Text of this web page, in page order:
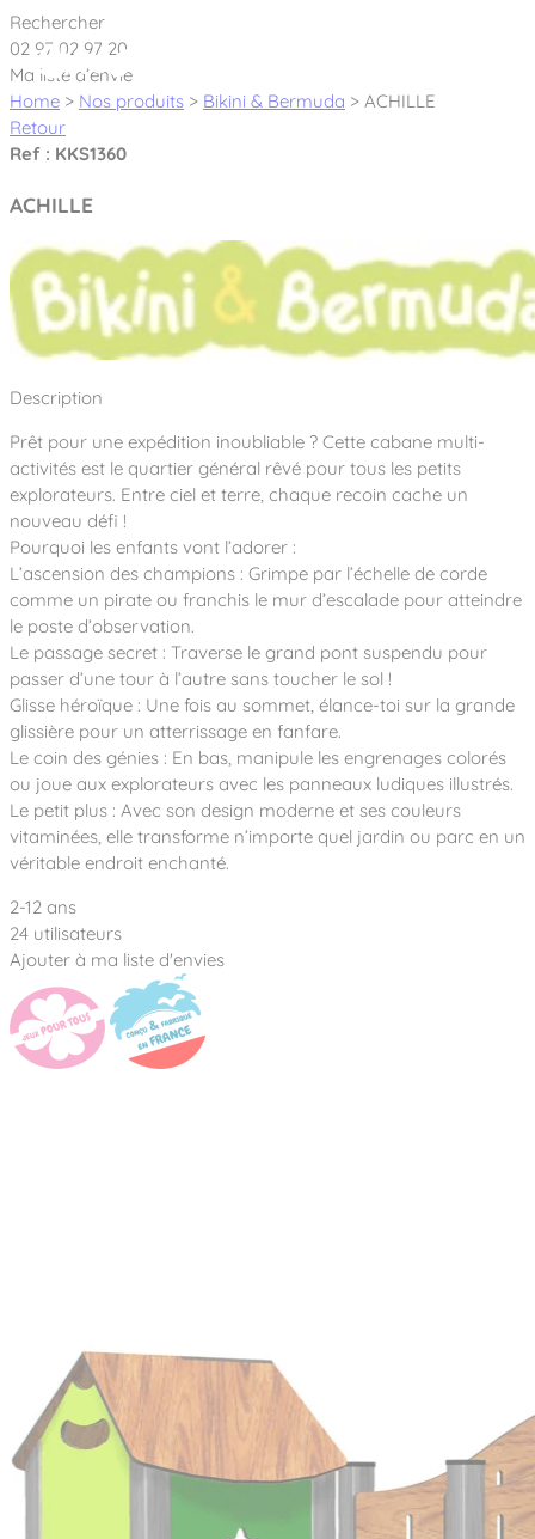
Cookies management panel
Créateur et fabricant d’aires de jeux &
Nos dernières actualités
À propos
Nos engagements
Notre partenariat avec l’association Rêves de clown
Nos Garanties
Notre concept
Notre entreprise
Notre équipe
Nous rejoindre
Aires de jeux Bikini & Bermuda®
Tous nos jeux
Jeux inclusifs
Jeux recyclés
Nos univers
Sport & Fitness Sport&Co®
Agrès fitness
Parcours de santé
Stadium Arena
Street workout
Surfpark
Équipements sportifs
Mobilier & accessoires
Mobilier urbain
Accessoires ludiques
Nos clients
Collectivités
Établissements scolaires
Architectes, Paysagistes-concepteurs
Camping et résidences de vacances
Notre expertise
Des aires intergénérationnelles de
Des aires de jeux pour tous les enfants
L’éco-conception de nos jeux
La végétalisation des cours d’école
Nos matériaux
Nos fonctions ludiques & sportives
Nos sols amortissants
Réalisations
Contact
Les questions fréquentes
Rechercher
02 97 02 97 20
Ma liste d’envie
Home > Nos produits > Bikini & Bermuda > ACHILLE
Retour
Ref : KKS1360
ACHILLE
Description
Prêt pour une expédition inoubliable ? Cette cabane multi-
activités est le quartier général rêvé pour tous les petits
explorateurs. Entre ciel et terre, chaque recoin cache un
nouveau défi !
Pourquoi les enfants vont l’adorer :
L’ascension des champions : Grimpe par l’échelle de corde
comme un pirate ou franchis le mur d’escalade pour atteindre
le poste d’observation.
Le passage secret : Traverse le grand pont suspendu pour
passer d’une tour à l’autre sans toucher le sol !
Glisse héroïque : Une fois au sommet, élance-toi sur la grande
glissière pour un atterrissage en fanfare.
Le coin des génies : En bas, manipule les engrenages colorés
ou joue aux explorateurs avec les panneaux ludiques illustrés.
Le petit plus : Avec son design moderne et ses couleurs
vitaminées, elle transforme n’importe quel jardin ou parc en un
véritable endroit enchanté.
2-12 ans
24 utilisateurs
Ajouter à ma liste d'envies